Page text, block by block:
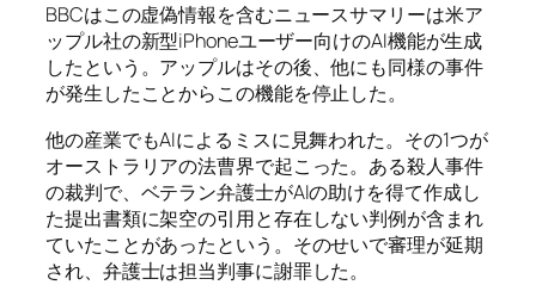
BBCはこの虚偽情報を含むニュースサマリーは米ア
ップル社の新型iPhoneユーザー向けのAI機能が生成
したという。アップルはその後、他にも同様の事件
が発生したことからこの機能を停止した。
他の産業でもAIによるミスに見舞われた。その1つが
オーストラリアの法曹界で起こった。ある殺人事件
の裁判で、ベテラン弁護士がAIの助けを得て作成し
た提出書類に架空の引用と存在しない判例が含まれ
ていたことがあったという。そのせいで審理が延期
され、弁護士は担当判事に謝罪した。